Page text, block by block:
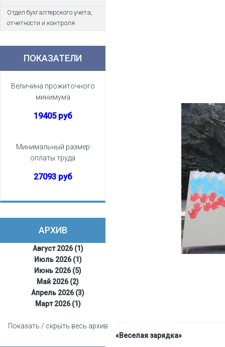
Отдел бухгалтерского учета,
отчетности и контроля
ПОКАЗАТЕЛИ
Величина прожиточного
минимума
19405 руб
Минимальный размер
оплаты труда
27093 руб
АРХИВ
Август 2026 (1)
Июль 2026 (1)
Июнь 2026 (5)
Май 2026 (2)
Апрель 2026 (3)
Март 2026 (1)
Показать / скрыть весь архив
«Веселая зарядка»